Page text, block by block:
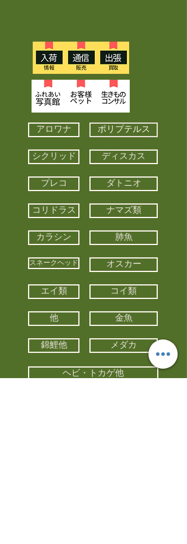
アロワナ ポリプテルス
シクリッド ディスカス
プレコ ダトニオ
コリドラス ナマズ類
カラシン 肺魚
スネークヘッド オスカー
エイ類 コイ類
他 金魚
錦鯉他 メダカ
ヘビ・トカゲ他